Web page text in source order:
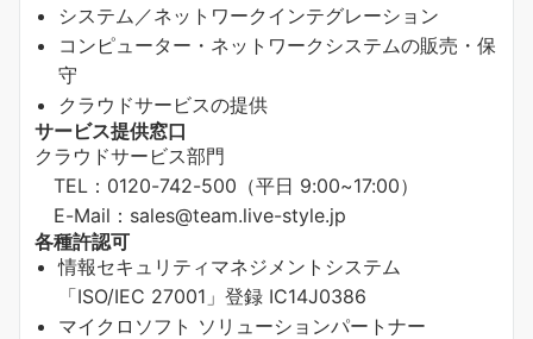
システム／ネットワークインテグレーション
コンピューター・ネットワークシステムの販売・保
守
クラウドサービスの提供
サービス提供窓口
クラウドサービス部門
TEL：0120-742-500（平日 9:00~17:00）
E-Mail：sales@team.live-style.jp
各種許認可
情報セキュリティマネジメントシステム
「ISO/IEC 27001」登録 IC14J0386
マイクロソフト ソリューションパートナー